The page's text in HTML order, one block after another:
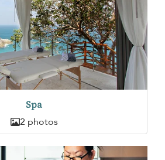
Spa
2 photos